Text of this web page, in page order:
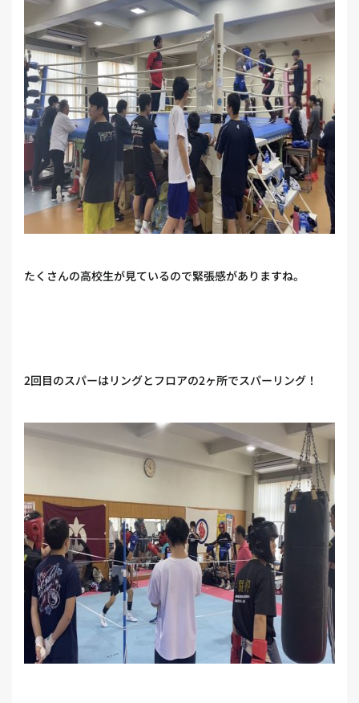
たくさんの高校生が見ているので緊張感がありますね。
2回目のスパーはリングとフロアの2ヶ所でスパーリング！